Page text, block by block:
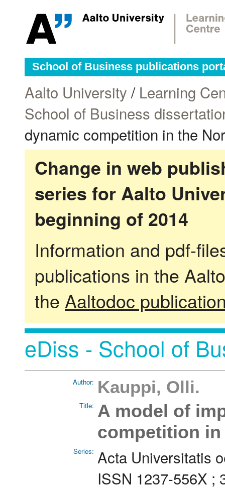
School of Business publications
Aalto University / Learning
School of Business
dynamic competition in the
Change in web
series for Aalto
beginning of 2014
Information and pdf-
publications in the
the Aaltodoc
eDiss - School of
Author: Kauppi, Olli.
Title: A model of
competition
Series: Acta Universitatis
ISSN 1237-556X ;